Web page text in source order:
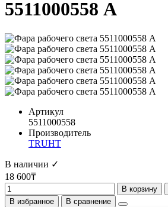
5511000558 A
Артикул
5511000558
Производитель
TRUHT
В наличии ✓
18 600₸
В корзину
В избранное
В сравнение